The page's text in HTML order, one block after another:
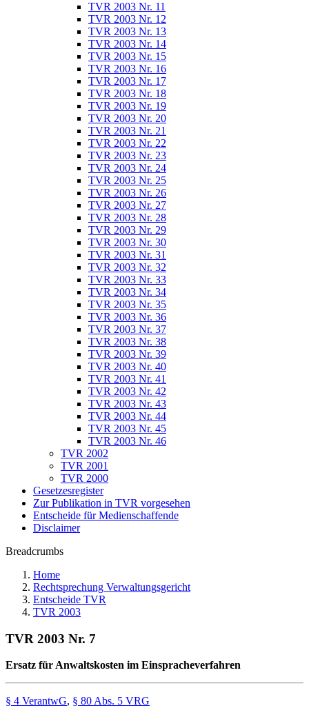
TVR 2003 Nr. 11
TVR 2003 Nr. 12
TVR 2003 Nr. 13
TVR 2003 Nr. 14
TVR 2003 Nr. 15
TVR 2003 Nr. 16
TVR 2003 Nr. 17
TVR 2003 Nr. 18
TVR 2003 Nr. 19
TVR 2003 Nr. 20
TVR 2003 Nr. 21
TVR 2003 Nr. 22
TVR 2003 Nr. 23
TVR 2003 Nr. 24
TVR 2003 Nr. 25
TVR 2003 Nr. 26
TVR 2003 Nr. 27
TVR 2003 Nr. 28
TVR 2003 Nr. 29
TVR 2003 Nr. 30
TVR 2003 Nr. 31
TVR 2003 Nr. 32
TVR 2003 Nr. 33
TVR 2003 Nr. 34
TVR 2003 Nr. 35
TVR 2003 Nr. 36
TVR 2003 Nr. 37
TVR 2003 Nr. 38
TVR 2003 Nr. 39
TVR 2003 Nr. 40
TVR 2003 Nr. 41
TVR 2003 Nr. 42
TVR 2003 Nr. 43
TVR 2003 Nr. 44
TVR 2003 Nr. 45
TVR 2003 Nr. 46
TVR 2002
TVR 2001
TVR 2000
Gesetzesregister
Zur Publikation in TVR vorgesehen
Entscheide für Medienschaffende
Disclaimer
Breadcrumbs
Home
Rechtsprechung Verwaltungsgericht
Entscheide TVR
TVR 2003
TVR 2003 Nr. 7
Ersatz für Anwaltskosten im Einspracheverfahren
§ 4 VerantwG, § 80 Abs. 5 VRG